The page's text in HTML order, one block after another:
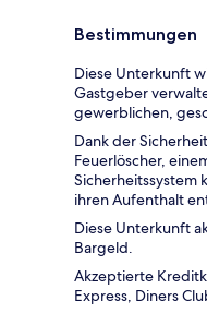
Bestimmungen
Diese Unterkunft
Gastgeber
gewerblichen,
Dank der
Feuerlöscher,
Sicherheitssystem
ihren Aufenthalt
Diese Unterkunft
Bargeld.
Akzeptierte
Express, Diners